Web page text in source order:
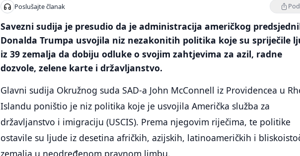
Poslušajte članak
Savezni sudija je presudio da je administracija američkog
Donalda Trumpa usvojila niz nezakonitih politika koje su spriječile
iz 39 zemalja da dobiju odluke o svojim zahtjevima za azil, radne
dozvole, zelene karte i državljanstvo.
Glavni sudija Okružnog suda SAD-a John McConnell iz Providencea u
Islandu poništio je niz politika koje je usvojila Američka služba za
državljanstvo i imigraciju (USCIS). Prema njegovim riječima, te politike
ostavile su ljude iz desetina afričkih, azijskih, latinoameričkih i